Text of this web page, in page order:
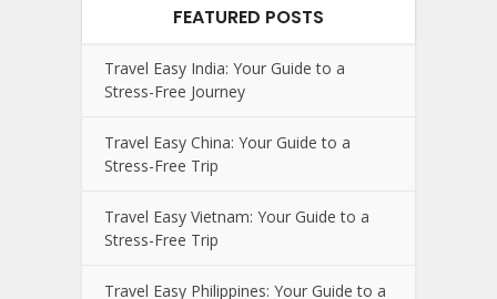
FEATURED POSTS
Travel Easy India: Your Guide to a
Stress-Free Journey
Travel Easy China: Your Guide to a
Stress-Free Trip
Travel Easy Vietnam: Your Guide to a
Stress-Free Trip
Travel Easy Philippines: Your Guide to a